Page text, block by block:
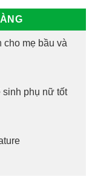
cho mẹ bầu và
sinh phụ nữ tốt